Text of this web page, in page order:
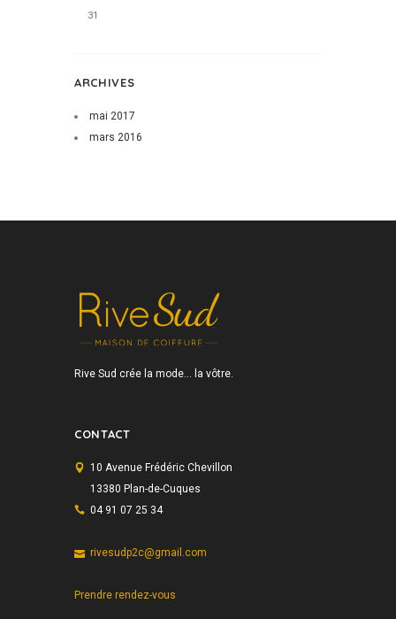
31
ARCHIVES
mai 2017
mars 2016
Rive Sud crée la mode… la vôtre.
CONTACT
10 Avenue Frédéric Chevillon
13380 Plan-de-Cuques
04 91 07 25 34
rivesudp2c@gmail.com
Prendre rendez-vous